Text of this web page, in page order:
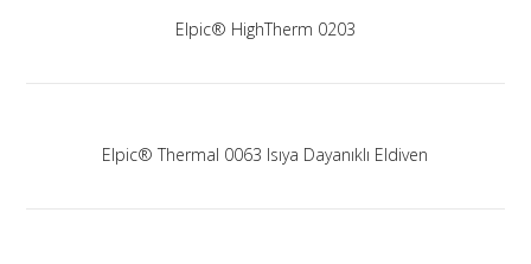
Elpic® HighTherm 0203
Elpic® Thermal 0063 Isıya Dayanıklı Eldiven